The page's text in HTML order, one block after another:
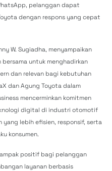
pelanggan dapat
dengan respons yang cepat
W. Sugiadha, menyampaikan
untuk menghadirkan
dan relevan bagi kebutuhan
dan Agung Toyota dalam
mencerminkan komitmen
digital di industri otomotif
yang lebih efisien, responsif, serta
konsumen.
positif bagi pelanggan
layanan berbasis